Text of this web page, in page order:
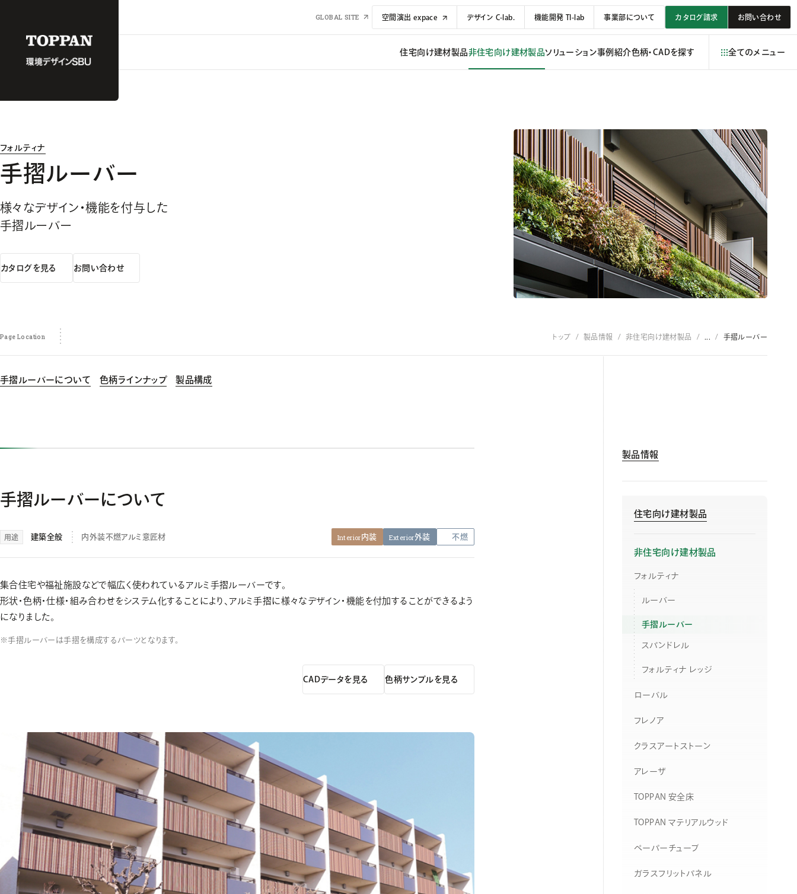
GLOBAL SITE 空間演出 expace デザイン C-lab. 機能開発 TI-lab 事業部について カタログ請求 お問い合わせ
住宅向け建材​​製品非住宅向け建材​​製品ソリューション事例紹介色柄・CADを探す 全てのメニュー
フォルティナ
手摺ルーバー
様々なデザイン・機能を付与した
手摺ルーバー
カタログを見る お問い合わせ
Page Location トップ 製品情報 非住宅向け建材製品 手摺ルーバー
手摺ルーバーについて 色柄ラインナップ 製品構成
手摺ルーバーについて
用途 建築全般 内外装不燃アルミ意匠材 Interior内装 Exterior外装 不燃
集合住宅や福祉施設などで幅広く使われているアルミ手摺ルーバーです。
形状・色柄・仕様・組み合わせをシステム化することにより、アルミ手摺に様々なデザイン・機能を付加することができるよう
になりました。
手摺ルーバーは手摺を構成するパーツとなります。
CADデータを見る 色柄サンプルを見る
製品情報
住宅向け建材製品
非住宅向け建材製品
フォルティナ
ルーバー
手摺ルーバー
スパンドレル
フォルティナ レッジ
ローバル
フレノア
クラスアートストーン
アレーザ
TOPPAN 安全床
TOPPAN マテリアルウッド
ペーパーチューブ
ガラスフリットパネル